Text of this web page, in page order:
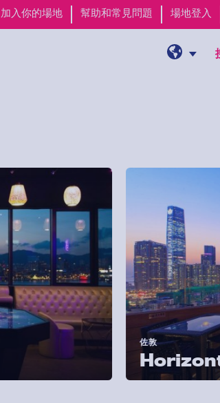
加入你的場地 幫助和常見問題 場地登入
Horizonte